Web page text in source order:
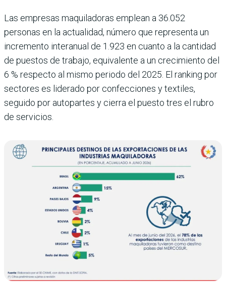
Las empresas maquiladoras emplean a 36.052
personas en la actualidad, número que representa un
incremento interanual de 1.923 en cuanto a la cantidad
de puestos de trabajo, equivalente a un crecimiento del
6 % respecto al mismo periodo del 2025. El ranking por
sectores es liderado por confecciones y textiles,
seguido por autopartes y cierra el puesto tres el rubro
de servicios.